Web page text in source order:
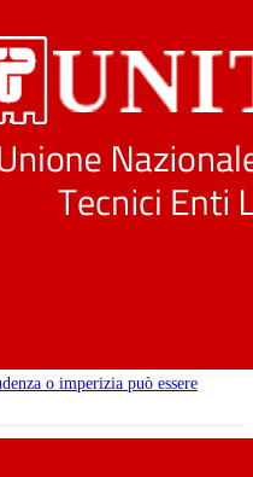
o imperizia può essere